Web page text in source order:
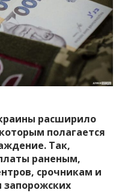
о событиях
и области.
расширило
полагается
Так,
раненым,
срочникам и
запорожских